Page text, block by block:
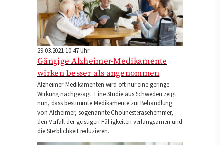
29.03.2021 10:47 Uhr
Gängige Alzheimer-Medikamente
wirken besser als angenommen
Alzheimer-Medikamenten wird oft nur eine geringe
Wirkung nachgesagt. Eine Studie aus Schweden zeigt
nun, dass bestimmte Medikamente zur Behandlung
von Alzheimer, sogenannte Cholinesterasehemmer,
den Verfall der geistigen Fähigkeiten verlangsamen und
die Sterblichkeit reduzieren.